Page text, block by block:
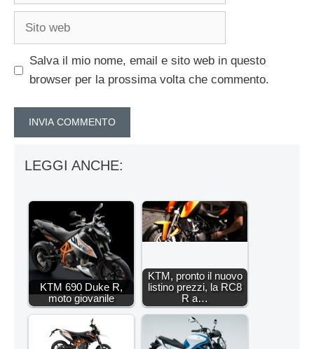
Sito
Salva il mio nome, email e sito web in questo
browser per la prossima volta che commento.
LEGGI ANCHE:
KTM 690 Duke R,
moto giovanile
KTM, pronto il nuovo
listino prezzi, la RC8
R a…